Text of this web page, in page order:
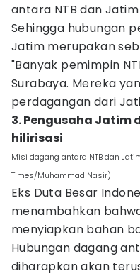
antara NTB dan
Sehingga hubungan
Jatim merupakan
"Banyak pemimpin
Surabaya. Mereka
perdagangan dari
3. Pengusaha Jatim
hilirisasi
Misi dagang antara NTB dan
Times/Muhammad Nasir)
Eks Duta Besar
menambahkan
menyiapkan bahan
Hubungan dagang
diharapkan akan